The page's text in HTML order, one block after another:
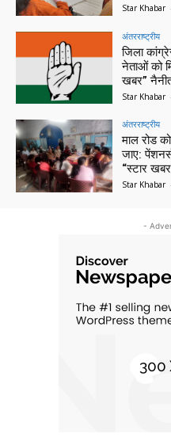
Star Khabar -
अंतरराष्ट्रीय
जिला
नेताओं को
खबर”
Star Khabar -
अंतरराष्ट्रीय
माल रोड को
जाए:
“स्टार
Star Khabar -
-